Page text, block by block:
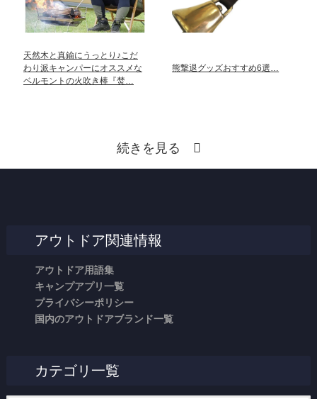
天然木と真鍮にうっとり♪こだ
わり派キャンパーにオススメな
ベルモントの火吹き棒『焚…
熊撃退グッズおすすめ6選…
続きを見る
アウトドア関連情報
アウトドア用語集
キャンプアプリ一覧
プライバシーポリシー
国内のアウトドアブランド一覧
カテゴリ一覧